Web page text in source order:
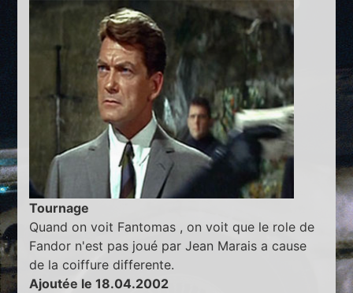
Tournage
Quand on voit Fantomas , on voit que le role de
Fandor n'est pas joué par Jean Marais a cause
de la coiffure differente.
Ajoutée le 18.04.2002